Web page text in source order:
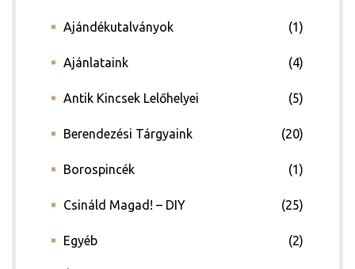
Ajándékutalványok (1)
Ajánlataink (4)
Antik Kincsek Lelőhelyei (5)
Berendezési Tárgyaink (20)
Borospincék (1)
Csináld Magad! – DIY (25)
Egyéb (2)